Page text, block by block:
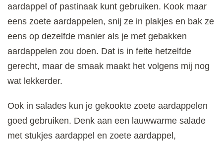
aardappel of pastinaak kunt gebruiken. Kook maar
eens zoete aardappelen, snij ze in plakjes en bak ze
eens op dezelfde manier als je met gebakken
aardappelen zou doen. Dat is in feite hetzelfde
gerecht, maar de smaak maakt het volgens mij nog
wat lekkerder.
Ook in salades kun je gekookte zoete aardappelen
goed gebruiken. Denk aan een lauwwarme salade
met stukjes aardappel en zoete aardappel,